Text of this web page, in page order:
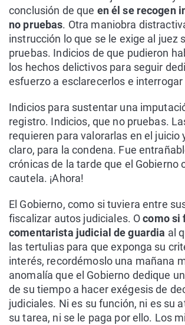
conclusión de que en él se recogen
no pruebas. Otra maniobra
instrucción lo que se le exige al juez
pruebas. Indicios de que pudieron
los hechos delictivos para seguir
esfuerzo a esclarecerlos e
Indicios para sustentar una
registro. Indicios, que no pruebas.
requieren para valorarlas en el juicio
claro, para la condena. Fue
crónicas de la tarde que el Gobierno
cautela. ¡Ahora!
El Gobierno, como si tuviera entre
fiscalizar autos judiciales. Ocomo si
comentarista judicial de guardia al
las tertulias para que exponga su
interés, recordémoslo una mañana
anomalía que el Gobierno dedique
de su tiempo a hacer exégesis de
judiciales. Ni es su función, ni es su
su tarea, ni se le paga por ello. Los